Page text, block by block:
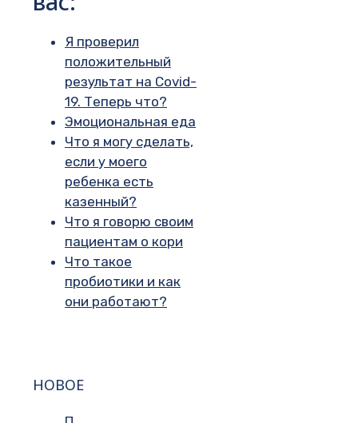
Я проверил
положительный
результат на Covid-
19. Теперь что?
Эмоциональная еда
Что я могу сделать,
если у моего
ребенка есть
казенный?
Что я говорю своим
пациентам о кори
Что такое
пробиотики и как
они работают?
НОВОЕ